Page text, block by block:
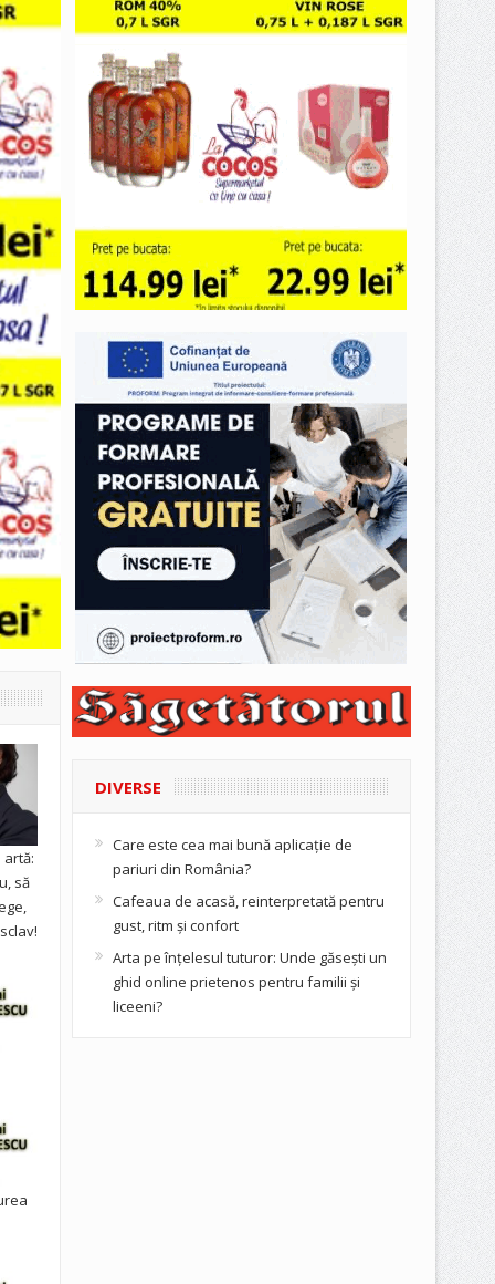
să
DIVERSE
Care este cea mai bună aplicație de
pariuri din România?
Cafeaua de acasă, reinterpretată pentru
gust, ritm și confort
Arta pe înțelesul tuturor: Unde găsești un
ghid online prietenos pentru familii și
liceeni?